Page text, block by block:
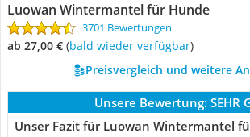
Luowan Wintermantel für Hunde
3701 Bewertungen
ab 27,00 € ( Bald wieder verfügbar)
Preisvergleich und weitere
Unsere Bewertung: SEHR
Unser Fazit für Luowan Wintermantel